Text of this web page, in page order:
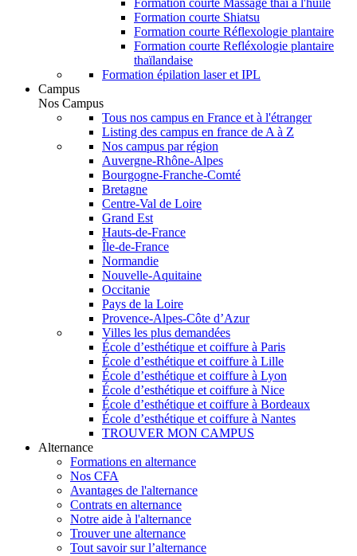
Formation courte Massage thaï à l'huile
Formation courte Shiatsu
Formation courte Réflexologie plantaire
Formation courte Refléxologie plantaire
thaïlandaise
Formation épilation laser et IPL
Campus
Nos Campus
Tous nos campus en France et à l'étranger
Listing des campus en france de A à Z
Nos campus par région
Auvergne-Rhône-Alpes
Bourgogne-Franche-Comté
Bretagne
Centre-Val de Loire
Grand Est
Hauts-de-France
Île-de-France
Normandie
Nouvelle-Aquitaine
Occitanie
Pays de la Loire
Provence-Alpes-Côte d’Azur
Villes les plus demandées
École d’esthétique et coiffure à Paris
École d’esthétique et coiffure à Lille
École d’esthétique et coiffure à Lyon
École d’esthétique et coiffure à Nice
École d’esthétique et coiffure à Bordeaux
École d’esthétique et coiffure à Nantes
TROUVER MON CAMPUS
Alternance
Formations en alternance
Nos CFA
Avantages de l'alternance
Contrats en alternance
Notre aide à l'alternance
Trouver une alternance
Tout savoir sur l’alternance